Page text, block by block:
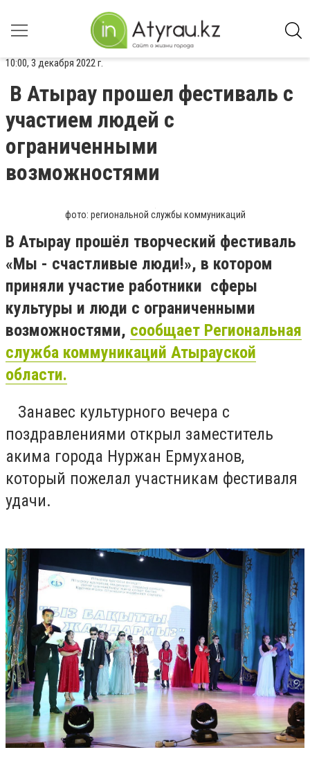
10:00, 3 декабря 2022 г.
В Атырау прошел фестиваль с
участием людей с
ограниченными
возможностями
фото: региональной службы коммуникаций
В Атырау прошёл творческий фестиваль
«Мы - счастливые люди!», в котором
приняли участие работники сферы
культуры и люди с ограниченными
возможностями, сообщает Региональная
служба коммуникаций Атырауской
области.
⠀Занавес культурного вечера с
поздравлениями открыл заместитель
акима города Нуржан Ермуханов,
который пожелал участникам фестиваля
удачи.